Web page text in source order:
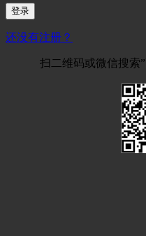
登录
还没有注册？
扫二维码或微信搜索